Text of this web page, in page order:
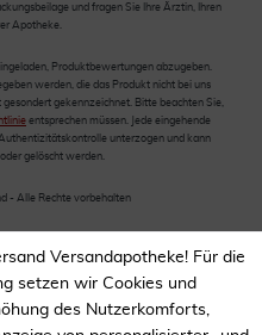
und fragen Sie Ihre Ärztin, Ihren
Apotheke.
Produktbewertungen abzugeben.
werden, die das Produkt nicht bei uns
gekennzeichnet. Bitte beachten Sie,
entsprechen müssen. Jede eingehende
unterzogen und kann
gelöscht werden.
- Alle Rechte vorbehalten
Versandapotheke! Für die
setzen wir Cookies und
des Nutzerkomforts,